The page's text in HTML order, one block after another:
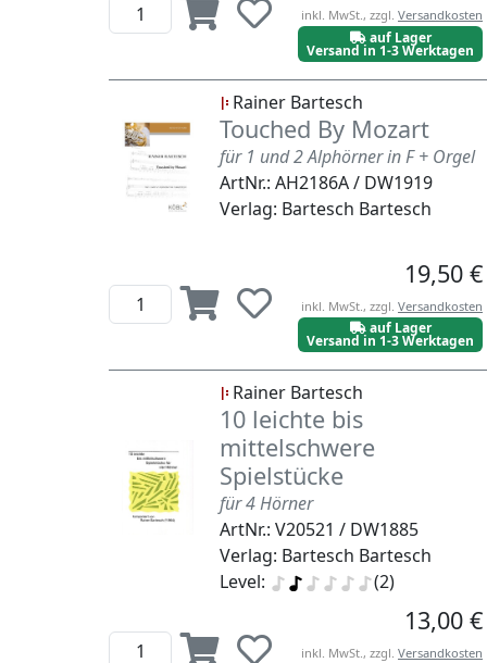
inkl. MwSt., zzgl. Versandkosten
auf Lager
Versand in 1-3 Werktagen
Rainer Bartesch
Touched By Mozart
für 1 und 2 Alphörner in F + Orgel
ArtNr.: AH2186A / DW1919
Verlag: Bartesch Bartesch
19,50 €
inkl. MwSt., zzgl. Versandkosten
auf Lager
Versand in 1-3 Werktagen
Rainer Bartesch
10 leichte bis
mittelschwere
Spielstücke
für 4 Hörner
ArtNr.: V20521 / DW1885
Verlag: Bartesch Bartesch
Level:
(2)
13,00 €
inkl. MwSt., zzgl. Versandkosten